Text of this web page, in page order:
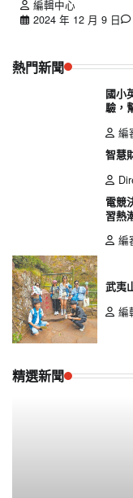
編輯中心
2024 年 12 月 9 日
熱門新聞
國小
驗，
編
智慧
電競
習熱
編
武夷
編
精選新聞